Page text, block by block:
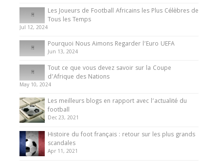
Les Joueurs de Football Africains les Plus Célèbres de
Tous les Temps
Jul 12, 2024
Pourquoi Nous Aimons Regarder l’Euro UEFA
Jun 13, 2024
Tout ce que vous devez savoir sur la Coupe
d’Afrique des Nations
May 10, 2024
Les meilleurs blogs en rapport avec l’actualité du
football
Dec 23, 2021
Histoire du foot français : retour sur les plus grands
scandales
Apr 11, 2021